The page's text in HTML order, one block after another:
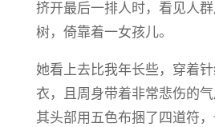
挤开最后一排人时，看见人
树，倚靠着一女孩儿。
她看上去比我年长些，穿着
衣，且周身带着非常悲伤的
其头部用五色布捆了四道符